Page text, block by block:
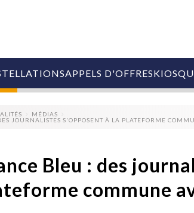
est
APPELS D'OFFRES
MÉDIAS
JOURNALISTES S'OPPOSENT À LA PLATEFORME
Bleu : des
commune